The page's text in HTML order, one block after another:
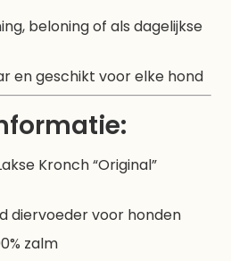
beloning of als dagelijkse
en geschikt voor elke hond
Kronch “Original”
diervoeder voor honden
zalm